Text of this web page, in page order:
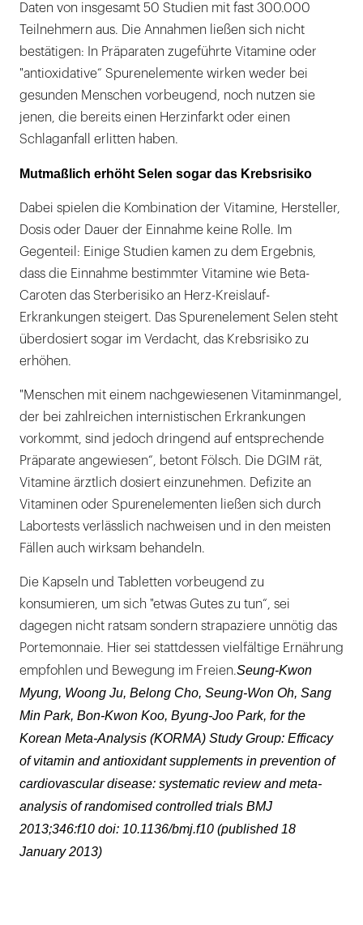
Daten von insgesamt 50 Studien mit fast 300.000
Teilnehmern aus. Die Annahmen ließen sich nicht
bestätigen: In Präparaten zugeführte Vitamine oder
"antioxidative“ Spurenelemente wirken weder bei
gesunden Menschen vorbeugend, noch nutzen sie
jenen, die bereits einen Herzinfarkt oder einen
Schlaganfall erlitten haben.
Mutmaßlich erhöht Selen sogar das Krebsrisiko
Dabei spielen die Kombination der Vitamine, Hersteller,
Dosis oder Dauer der Einnahme keine Rolle. Im
Gegenteil: Einige Studien kamen zu dem Ergebnis,
dass die Einnahme bestimmter Vitamine wie Beta-
Caroten das Sterberisiko an Herz-Kreislauf-
Erkrankungen steigert. Das Spurenelement Selen steht
überdosiert sogar im Verdacht, das Krebsrisiko zu
erhöhen.
"Menschen mit einem nachgewiesenen Vitaminmangel,
der bei zahlreichen internistischen Erkrankungen
vorkommt, sind jedoch dringend auf entsprechende
Präparate angewiesen“, betont Fölsch. Die DGIM rät,
Vitamine ärztlich dosiert einzunehmen. Defizite an
Vitaminen oder Spurenelementen ließen sich durch
Labortests verlässlich nachweisen und in den meisten
Fällen auch wirksam behandeln.
Die Kapseln und Tabletten vorbeugend zu
konsumieren, um sich "etwas Gutes zu tun“, sei
dagegen nicht ratsam sondern strapaziere unnötig das
Portemonnaie. Hier sei stattdessen vielfältige Ernährung
empfohlen und Bewegung im Freien.Seung-Kwon
Myung, Woong Ju, Belong Cho, Seung-Won Oh, Sang
Min Park, Bon-Kwon Koo, Byung-Joo Park, for the
Korean Meta-Analysis (KORMA) Study Group: Efficacy
of vitamin and antioxidant supplements in prevention of
cardiovascular disease: systematic review and meta-
analysis of randomised controlled trials BMJ
2013;346:f10 doi: 10.1136/bmj.f10 (published 18
January 2013)